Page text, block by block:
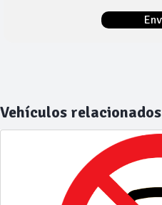
Vehículos relacionados